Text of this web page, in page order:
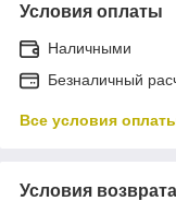
Условия оплаты
Наличными
Безналичный
Все условия
Условия возврата